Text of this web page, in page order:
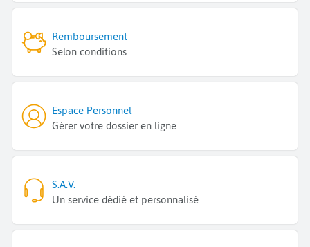
Remboursement
Selon conditions
Espace Personnel
Gérer votre dossier en ligne
S.A.V.
Un service dédié et personnalisé